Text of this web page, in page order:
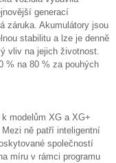
generací
záruka. Akumulátory jsou
stabilitu a lze je denně
vliv na jejich životnost.
% na 80 % za pouhých
modelům XG a XG+
ně patří inteligentní
společností
míru v rámci programu